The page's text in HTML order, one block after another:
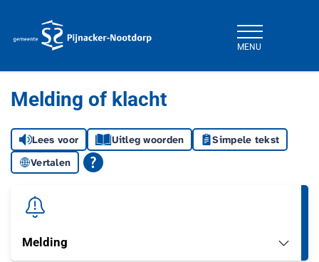
MENU
Melding of klacht
Lees voor Uitleg woorden
Simpele tekst
Vertalen
Melding